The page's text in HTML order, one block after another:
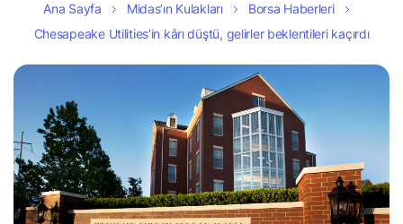
Ana Sayfa Midas’ın Kulakları
Borsa Haberleri
Chesapeake Utilities’in kârı düştü, gelirler beklentileri kaçırdı